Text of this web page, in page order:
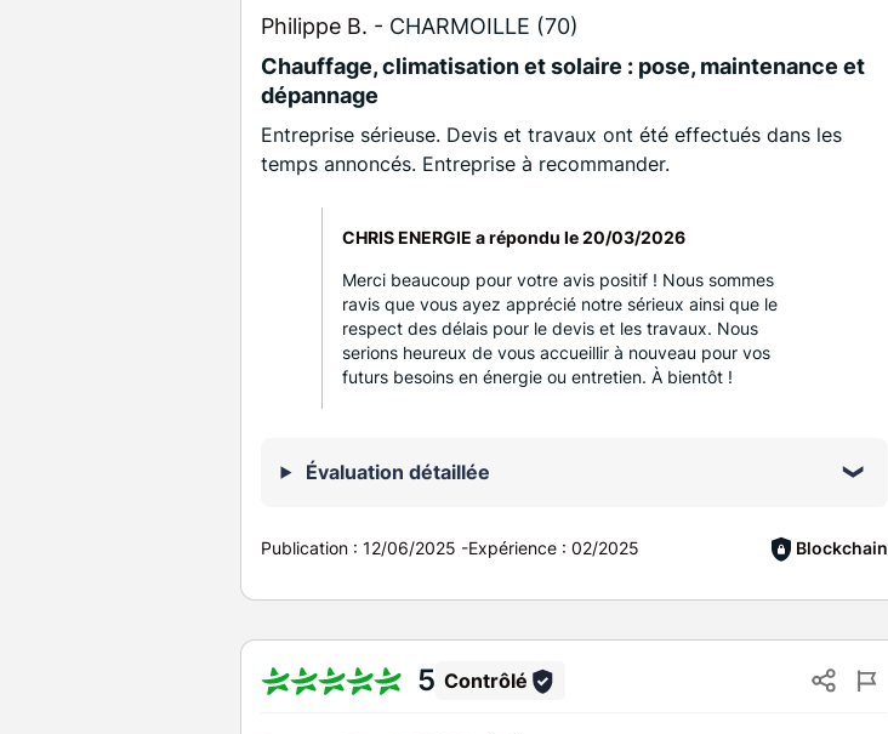
Philippe B. - CHARMOILLE (70)
Chauffage, climatisation et solaire : pose, maintenance et
dépannage
Entreprise sérieuse. Devis et travaux ont été effectués dans les
temps annoncés. Entreprise à recommander.
CHRIS ENERGIE a répondu le20/03/2026
Merci beaucoup pour votre avis positif ! Nous sommes
ravis que vous ayez apprécié notre sérieux ainsi que le
respect des délais pour le devis et les travaux. Nous
serions heureux de vous accueillir à nouveau pour vos
futurs besoins en énergie ou entretien. À bientôt !
Évaluation détaillée
Publication :12/06/2025 -Expérience :02/2025 Blockchain
5 Contrôlé